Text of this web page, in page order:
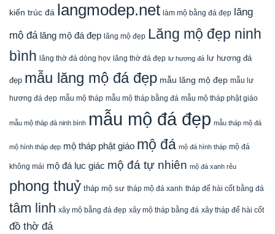
kiến trúc đá langmodep.net làm mộ bằng đá đẹp lăng
mộ đá lăng mộ đá đẹp lăng mộ đẹp Lăng mộ đẹp ninh
bình lăng thờ đá dòng họv lăng thờ đá đẹp lư hương đá lư hương đá
đẹp mẫu lăng mộ đá đẹp mẫu lăng mộ đẹp mẫu lư
hương đá đẹp mẫu mộ tháp mẫu mộ tháp bằng đá mẫu mộ tháp phật giáo
mẫu mộ tháp đá ninh bình mẫu mộ đá đẹp mẫu tháp mộ đá
mộ hình tháp đẹp mộ tháp phật giáo mộ đá mộ đá hình tháp mộ đá
không mái mộ đá lục giác mộ đá tự nhiên mộ đá xanh rêu
phong thuỷ tháp mộ sư tháp mộ đá xanh tháp để hài cốt bằng đá
tâm linh xây mộ bằng đá đẹp xây mộ tháp bằng đá xây tháp để hài cốt
đồ thờ đá